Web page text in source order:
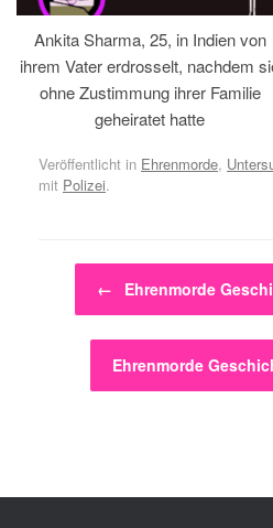
Ankita Sharma, 25, in Indien von
ihrem Vater erdrosselt, nachdem
ohne Zustimmung ihrer Familie
geheiratet hatte
Veröffentlicht in Ehrenmorde,
mit Polizei.
Beitragsnavigation
← Ehrenmorde
Ehrenmorde